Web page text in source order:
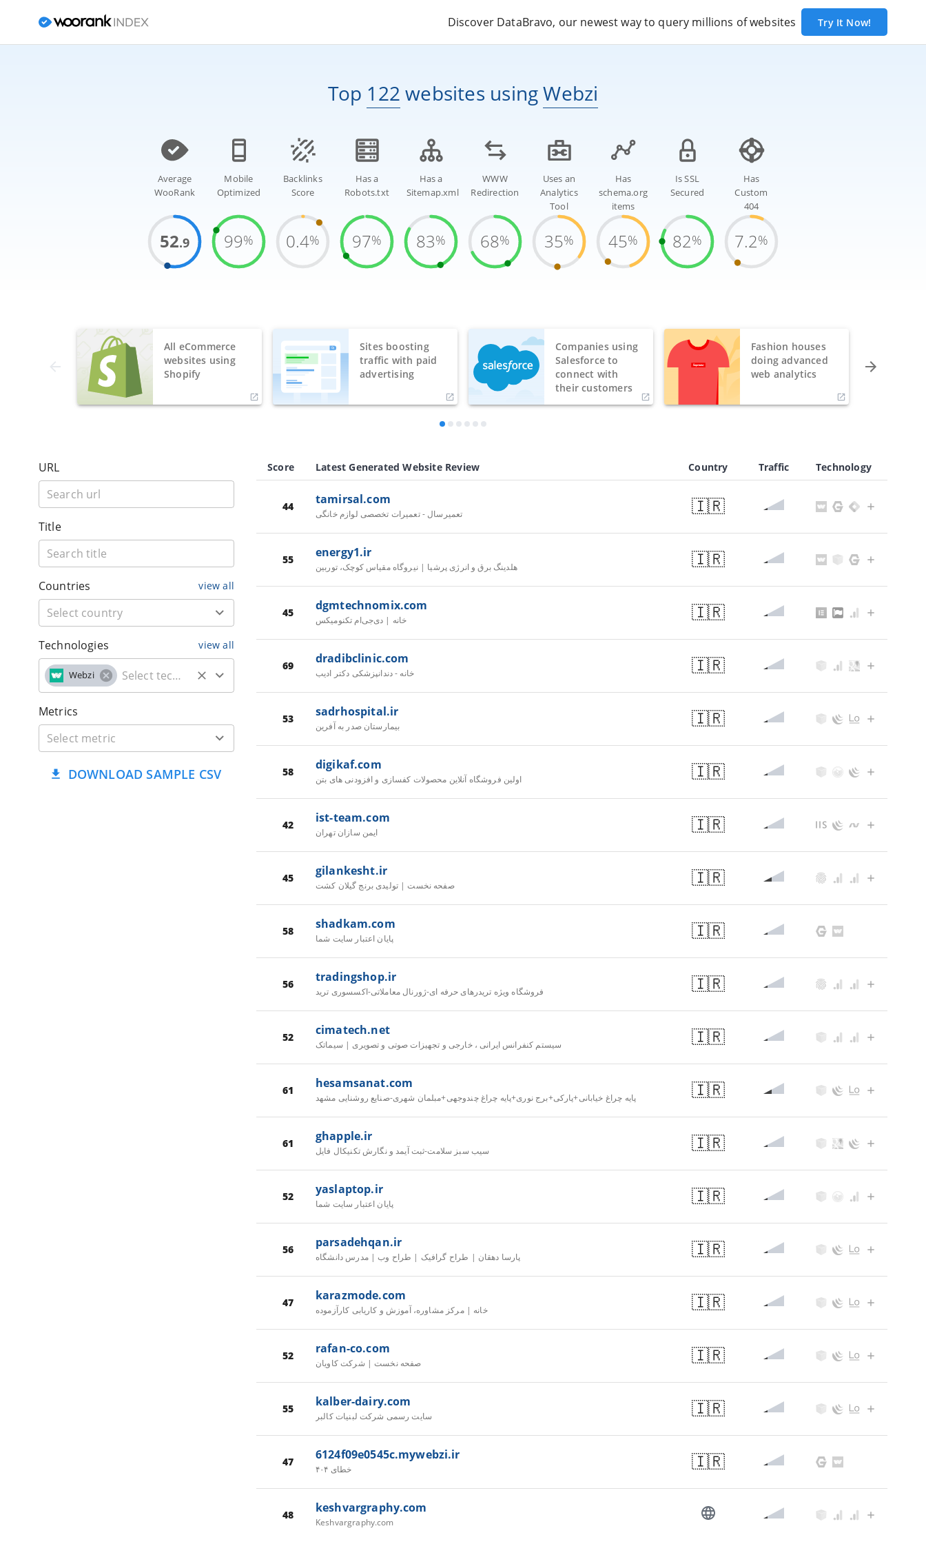
Discover DataBravo, our newest way to query millions of websites Try It Now!
Top 122 websites usingWebzi
Average
WooRank
52.9
Mobile
Optimized
99%
Backlinks
Score
0.4%
Has a
Robots.txt
97%
Has a
Sitemap.xml
83%
WWW
Redirection
68%
Uses an
Analytics
Tool
35%
Has
schema.org
items
45%
Is SSL
Secured
82%
Has
Custom
404
7.2%
All eCommerce
websites using
Shopify
Sites boosting
traffic with paid
advertising
Companies using
Salesforce to
connect with
their customers
Fashion houses
doing advanced
web analytics
URL
Title
Countries view all
Technologies view all
Webzi
Metrics
DOWNLOAD SAMPLE CSV
Score Latest Generated Website Review Country Traffic Technology
44 tamirsal.com
تعمیرسال - تعمیرات تخصصی لوازم خانگی 🇮🇷
55 energy1.ir
هلدینگ برق و انرژی پرشیا | نیروگاه مقیاس کوچک، توربین 🇮🇷
45 dgmtechnomix.com
خانه | دی‌جی‌ام تکنومیکس 🇮🇷
69 dradibclinic.com
خانه - دندانپزشکی دکتر ادیب 🇮🇷
53 sadrhospital.ir
بیمارستان صدر به آفرین 🇮🇷
58 digikaf.com
اولین فروشگاه آنلاین محصولات کفسازی و افزودنی های بتن 🇮🇷
42 ist-team.com
ایمن سازان تهران 🇮🇷
45 gilankesht.ir
صفحه نخست | تولیدی برنج گیلان کشت 🇮🇷
58 shadkam.com
پایان اعتبار سایت شما 🇮🇷
56 tradingshop.ir
فروشگاه ویژه تریدرهای حرفه ای-ژورنال معاملاتی-اکسسوری ترید 🇮🇷
52 cimatech.net
سیستم کنفرانس ایرانی ، خارجی و تجهیزات صوتی و تصویری | سیماتک 🇮🇷
61 hesamsanat.com
پایه چراغ خیابانی+پارکی+برج نوری+پایه چراغ چندوجهی+مبلمان شهری-صنایع روشنایی مشهد 🇮🇷
61 ghapple.ir
سیب سبز سلامت-ثبت آیمد و نگارش تکنیکال فایل 🇮🇷
52 yaslaptop.ir
پایان اعتبار سایت شما 🇮🇷
56 parsadehqan.ir
پارسا دهقان | طراح گرافیک | طراح وب | مدرس دانشگاه 🇮🇷
47 karazmode.com
خانه | مرکز مشاوره، آموزش و کاریابی کارآزموده 🇮🇷
52 rafan-co.com
صفحه نخست | شرکت کاویان 🇮🇷
55 kalber-dairy.com
سایت رسمی شرکت لبنیات کالبر 🇮🇷
47 6124f09e0545c.mywebzi.ir
خطای ۴۰۴ 🇮🇷
48 keshvargraphy.com
Keshvargraphy.com